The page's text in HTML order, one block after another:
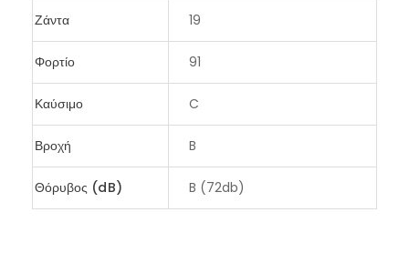
Ζάντα 19
Φορτίο 91
Καύσιμο C
Βροχή B
Θόρυβος (dB) B (72db)